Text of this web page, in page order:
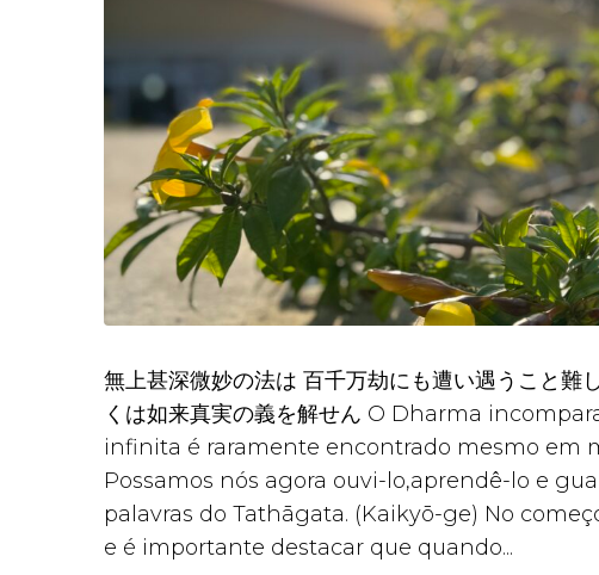
無上甚深微妙の法は 百千万劫にも遭い遇うこと難
くは如来真実の義を解せん O Dharma
infinita é raramente encontrado mesmo em
Possamos nós agora ouvi-lo,aprendê-lo e
palavras do Tathāgata. (Kaikyō-ge) No
e é importante destacar que quando...